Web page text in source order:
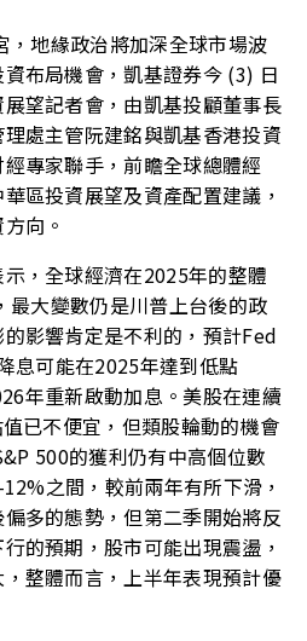
，地緣政治將加深全球市場波
布局機會，凱基證券今 (3) 日
望記者會，由凱基投顧董事長
處主管阮建銘與凱基香港投資
專家聯手，前瞻全球總體經
區投資展望及資產配置建議，
向。
，全球經濟在2025年的整體
最大變數仍是川普上台後的政
影響肯定是不利的，預計Fed
息可能在2025年達到低點
年重新啟動加息。美股在連續
已不便宜，但類股輪動的機會
500的獲利仍有中高個位數
之間，較前兩年有所下滑，
多的態勢，但第二季開始將反
的預期，股市可能出現震盪，
整體而言，上半年表現預計優